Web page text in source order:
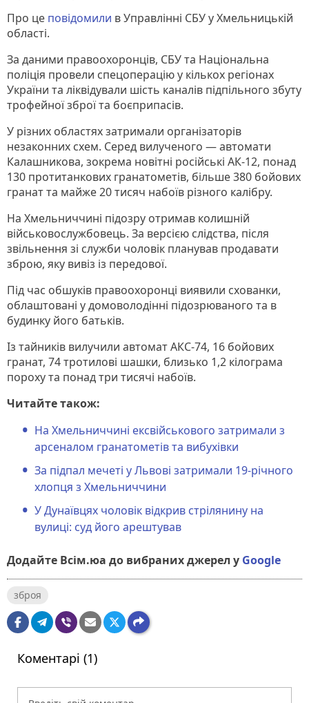
Про це повідомили в Управлінні СБУ у Хмельницькій
області.
За даними правоохоронців, СБУ та Національна
поліція провели спецоперацію у кількох регіонах
України та ліквідували шість каналів підпільного збуту
трофейної зброї та боєприпасів.
У різних областях затримали організаторів
незаконних схем. Серед вилученого — автомати
Калашникова, зокрема новітні російські АК-12, понад
130 протитанкових гранатометів, більше 380 бойових
гранат та майже 20 тисяч набоїв різного калібру.
На Хмельниччині підозру отримав колишній
військовослужбовець. За версією слідства, після
звільнення зі служби чоловік планував продавати
зброю, яку вивіз із передової.
Під час обшуків правоохоронці виявили схованки,
облаштовані у домоволодінні підозрюваного та в
будинку його батьків.
Із тайників вилучили автомат АКС-74, 16 бойових
гранат, 74 тротилові шашки, близько 1,2 кілограма
пороху та понад три тисячі набоїв.
Читайте також:
На Хмельниччині ексвійськового затримали з
арсеналом гранатометів та вибухівки
За підпал мечеті у Львові затримали 19-річного
хлопця з Хмельниччини
У Дунаївцях чоловік відкрив стрілянину на
вулиці: суд його арештував
Додайте Всім.юа до вибраних джерел у Google
зброя
Коментарі (1)